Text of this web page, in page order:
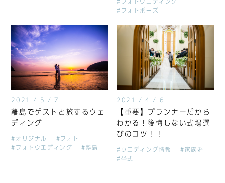
#フォトウエディング
#フォトポーズ
2021 / 5 / 7
離島でゲストと旅するウェ
ディング
#オリジナル
#フォト
#フォトウエディング
#離島
2021 / 4 / 6
【重要】プランナーだから
わかる！後悔しない式場選
びのコツ！！
#ウエディング情報
#家族婚
#挙式